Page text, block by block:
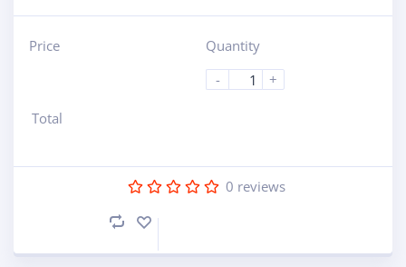
Price
Quantity
-
+
Total
0 reviews